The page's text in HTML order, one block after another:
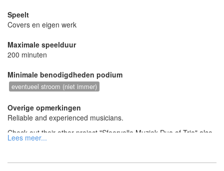
Speelt
Covers en eigen werk
Maximale speelduur
200 minuten
Minimale benodigdheden podium
eventueel stroom (niet immer)
Overige opmerkingen
Reliable and experienced musicians.
Check out their other project "Sfeervolle Muziek Duo of Trio" also
on gigstarter.nl for more media!